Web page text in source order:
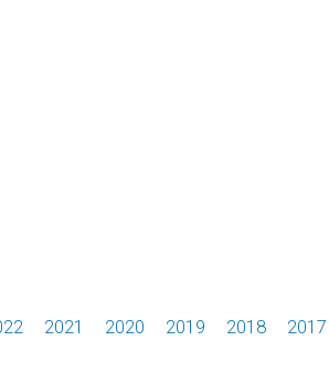
2021 2020 2019 2018 2017